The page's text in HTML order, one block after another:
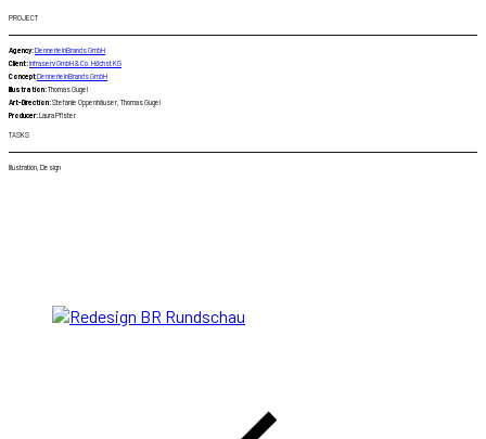
PROJECT
Agency:DennerleinBrands GmbH
Client:Infraserv GmbH & Co. Höchst KG
ConceptDennerleinBrands GmbH
Illustration:Thomas Gugel
Art-Direction:Stefanie Oppenhäuser, Thomas Gugel
Producer:Laura Pfister
TASKS
Illustration, Design